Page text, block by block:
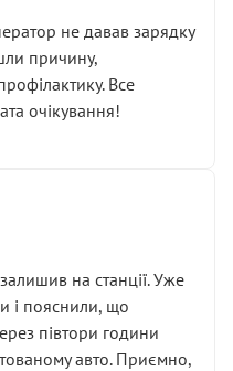
і жодної реальної
Після
повернули, що
і скрип у гальмах
Тобто оплачена
колеса”
робіт без
абсурдно:
не давав зарядку
причину,
Все
очікування!
на станції. Уже
і пояснили, що
півтори години
авто. Приємно,